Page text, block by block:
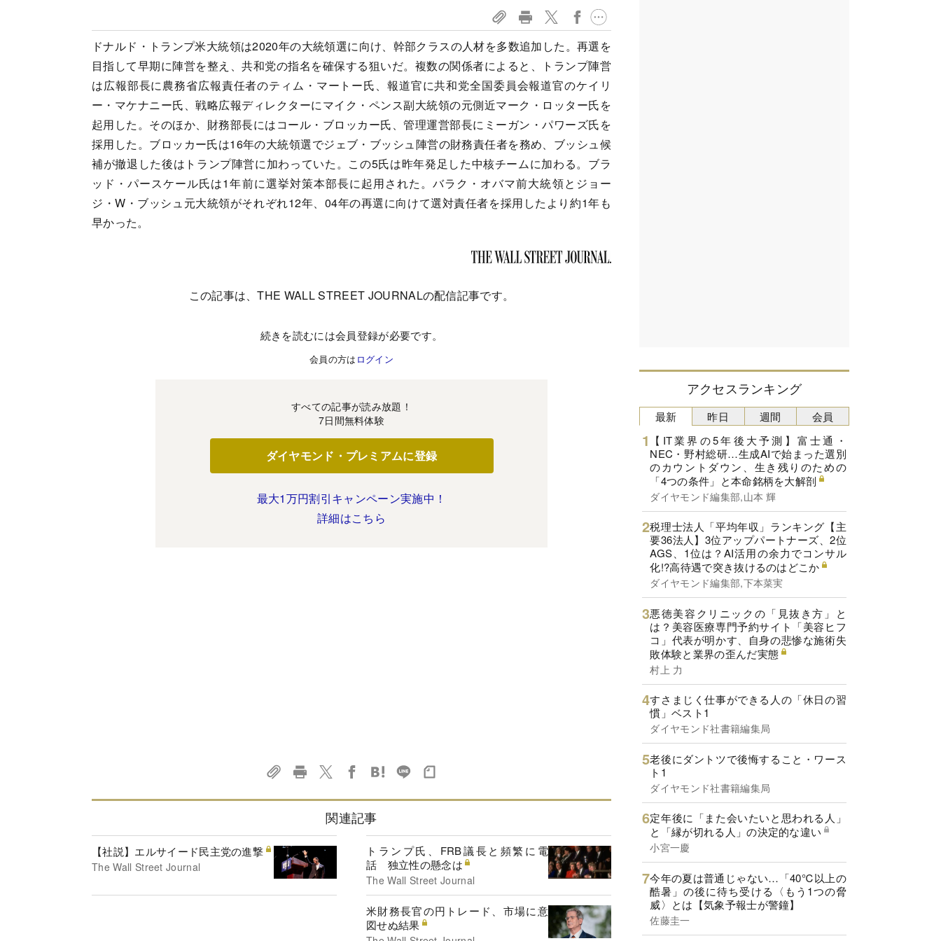
ドナルド・トランプ米大統領は2020年の大統領選に向け、幹部クラスの人材を多数追加した。再選を
目指して早期に陣営を整え、共和党の指名を確保する狙いだ。複数の関係者によると、トランプ陣営
は広報部長に農務省広報責任者のティム・マートー氏、報道官に共和党全国委員会報道官のケイリ
ー・マケナニー氏、戦略広報ディレクターにマイク・ペンス副大統領の元側近マーク・ロッター氏を
起用した。そのほか、財務部長にはコール・ブロッカー氏、管理運営部長にミーガン・パワーズ氏を
採用した。ブロッカー氏は16年の大統領選でジェブ・ブッシュ陣営の財務責任者を務め、ブッシュ候
補が撤退した後はトランプ陣営に加わっていた。この5氏は昨年発足した中核チームに加わる。ブラ
ッド・パースケール氏は1年前に選挙対策本部長に起用された。バラク・オバマ前大統領とジョー
ジ・W・ブッシュ元大統領がそれぞれ12年、04年の再選に向けて選対責任者を採用したより約1年も
早かった。
この記事は、THE WALL STREET JOURNALの配信記事です。
続きを読むには会員登録が必要です。
会員の方は ログイン
すべての記事が読み放題！
7日間無料体験
ダイヤモンド・プレミアムに登録
最大1万円割引キャンペーン実施中！
詳細はこちら
関連記事
【社説】エルサイード民主党の進撃
The Wall Street Journal
トランプ氏、FRB議長と頻繁に電
話 独立性の懸念は
The Wall Street Journal
米財務長官の円トレード、市場に意
図せぬ結果
アクセスランキング
最新
【IT業界の5年後大予測】富士通・
NEC・野村総研…生成AIで始まった選別
のカウントダウン、生き残りのための
「4つの条件」と本命銘柄を大解剖
ダイヤモンド編集部,山本 輝
税理士法人「平均年収」ランキング【主
要36法人】3位アップパートナーズ、2位
AGS、1位は？AI活用の余力でコンサル
化!?高待遇で突き抜けるのはどこか
ダイヤモンド編集部,下本菜実
悪徳美容クリニックの「見抜き方」と
は？美容医療専門予約サイト「美容ヒフ
コ」代表が明かす、自身の悲惨な施術失
敗体験と業界の歪んだ実態
村上 力
すさまじく仕事ができる人の「休日の習
慣」ベスト1
ダイヤモンド社書籍編集局
老後にダントツで後悔すること・ワース
ト1
ダイヤモンド社書籍編集局
定年後に「また会いたいと思われる人」
と「縁が切れる人」の決定的な違い
小宮一慶
今年の夏は普通じゃない…「40℃以上の
酷暑」の後に待ち受ける〈もう1つの脅
威〉とは【気象予報士が警鐘】
佐藤圭一
昨日 週間 会員